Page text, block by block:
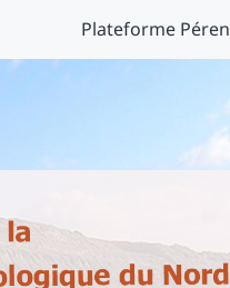
Plateforme Péren